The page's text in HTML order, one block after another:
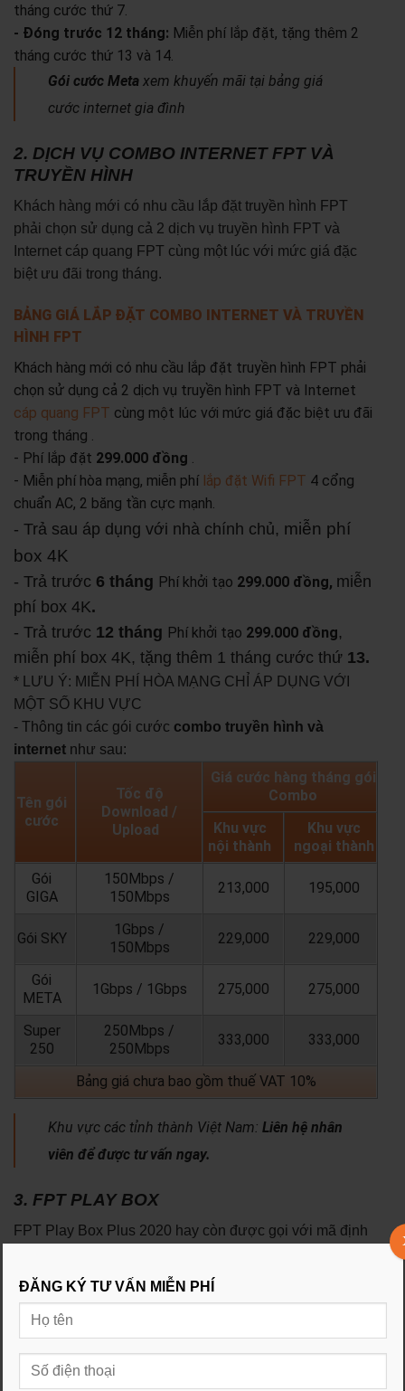
tháng cước thứ 7.
- Đóng trước 12 tháng: Miễn phí lắp đặt, tặng thêm 2
tháng cước thứ 13 và 14.
Gói cước Meta xem khuyến mãi tại bảng giá
cước internet gia đình
2. DỊCH VỤ COMBO INTERNET FPT VÀ
TRUYỀN HÌNH
Khách hàng mới có nhu cầu lắp đặt truyền hình FPT
phải chọn sử dụng cả 2 dịch vụ truyền hình FPT và
Internet cáp quang FPT cùng một lúc với mức giá đặc
biệt ưu đãi trong tháng.
BẢNG GIÁ LẮP ĐẶT COMBO INTERNET VÀ TRUYỀN
HÌNH FPT
Khách hàng mới có nhu cầu lắp đặt truyền hình FPT phải
chọn sử dụng cả 2 dịch vụ truyền hình FPT và Internet
cáp quang FPT cùng một lúc với mức giá đặc biệt ưu đãi
trong tháng .
- Phí lắp đặt 299.000 đồng
- Miễn phí hòa mạng, miễn phí lắp đặt Wifi FPT 4 cổng
chuẩn AC, 2 băng tần cực mạnh.
- Trả sau áp dụng với nhà chính chủ, miễn phí
box 4K
- Trả trước 6 tháng Phí khởi tạo 299.000 đồng, miễn
phí box 4K.
- Trả trước 12 tháng Phí khởi tạo 299.000 đồng,
miễn phí box 4K, tặng thêm 1 tháng cước thứ 13.
* LƯU Ý: MIỄN PHÍ HÒA MẠNG CHỈ ÁP DỤNG VỚI
MỘT SỐ KHU VỰC
- Thông tin các gói cước combo truyền hình và
internet như sau:
Tên gói
cước
Tốc độ
Download /
Upload
Giá cước hàng tháng gói
Combo
Khu vực
nội thành
Khu vực
ngoại thành
Gói
GIGA
150Mbps /
150Mbps
213,000 195,000
Gói SKY
1Gbps /
150Mbps
229,000 229,000
Gói
META
1Gbps / 1Gbps 275,000 275,000
Super
250
250Mbps /
250Mbps
333,000 333,000
Bảng giá chưa bao gồm thuế VAT 10%
Khu vực các tỉnh thành Việt Nam: Liên hệ nhân
viên để được tư vấn ngay.
3. FPT PLAY BOX
FPT Play Box Plus 2020 hay còn được gọi với mã định
FPT Telecom sản xuất.
Thiết bị biến Tivi thường thành Tivi thông minh, thỏa sức
trải nghiệm nội dung giải trí bất tận chất lượng 4K, các
giải bóng đá Ngoại Hạng Anh, Series A và FA Cup cùng
hàng ngàn bộ phim bản quyền đặc sắc.
ĐĂNG KÝ TƯ VẤN MIỄN PHÍ